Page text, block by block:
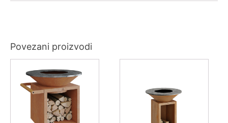
Povezani proizvodi